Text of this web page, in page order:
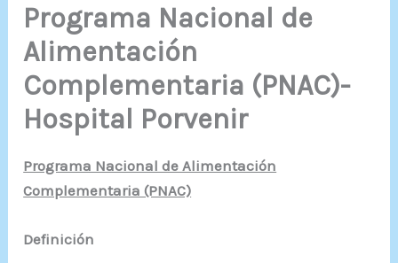
Programa Nacional de
Alimentación
Complementaria (PNAC)-
Hospital Porvenir
Programa Nacional de Alimentación
Complementaria (PNAC)
Definición